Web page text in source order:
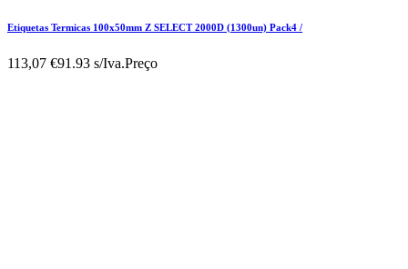
Etiquetas Termicas 100x50mm Z SELECT 2000D (1300un) Pack4 /
113,07 €91.93 s/Iva.Preço